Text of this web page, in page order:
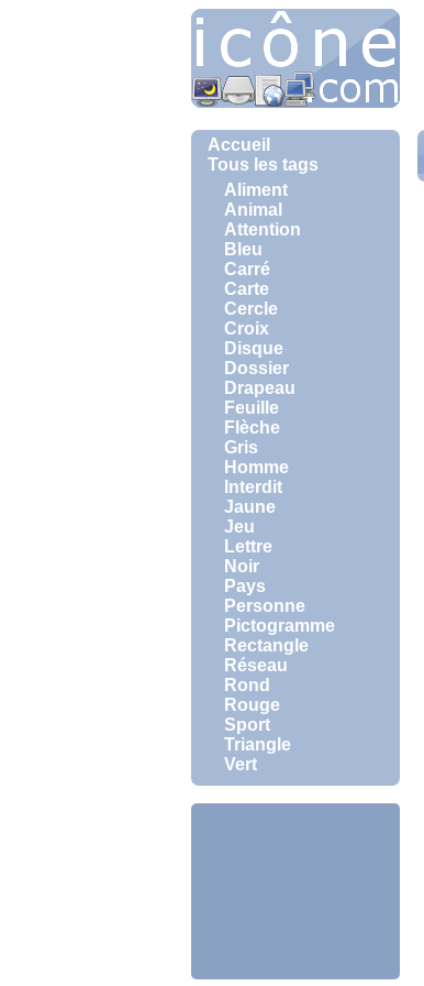
Accueil
Tous les tags
Aliment
Animal
Attention
Bleu
Carré
Carte
Cercle
Croix
Disque
Dossier
Drapeau
Feuille
Flèche
Gris
Homme
Interdit
Jaune
Jeu
Lettre
Noir
Pays
Personne
Pictogramme
Rectangle
Réseau
Rond
Rouge
Sport
Triangle
Vert